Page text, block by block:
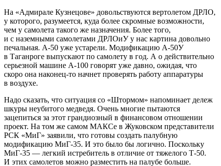
На «Адмирале Кузнецове» довольствуются вертолетом ДРЛО,
у которого, разумеется, куда более скромные возможности,
чем у самолета такого же назначения. Более того,
и с наземными самолетами ДРЛОиУ у нас картина довольно
печальная. А-50 уже устарели. Модификацию А-50У
в Таганроге выпускают по самолету в год. А о действительно
серьезной машине А-100 говорят уже давно, ожидая, что
скоро она наконец-то начнет проверять работу аппаратуры
в воздухе.
Надо сказать, что ситуация со «Штормом» напоминает дележ
шкуры неубитого медведя. Очень многие пытаются
зацепиться за этот грандиозный в финансовом отношении
проект. На том же самом МАКСе в Жуковском представители
РСК «МиГ» заявили, что готовы создать палубную
модификацию МиГ-35. И это было бы логично. Поскольку
МиГ-35 — легкий истребитель в отличие от тяжелого Т-50.
И этих самолетов можно разместить на палубе больше.